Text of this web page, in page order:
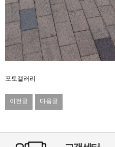
포토갤러리
이전글 다음글